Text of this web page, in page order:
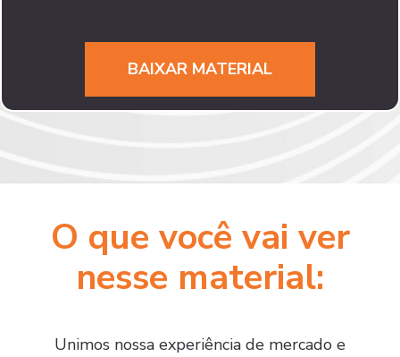
O que você vai ver
nesse material:
Unimos nossa experiência de mercado e